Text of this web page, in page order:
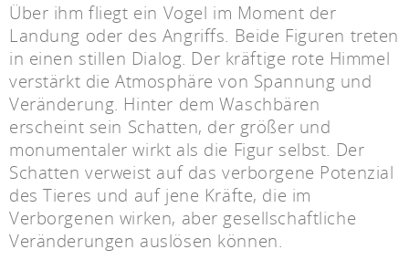
Über ihm fliegt ein Vogel im Moment der
Landung oder des Angriffs. Beide Figuren treten
in einen stillen Dialog. Der kräftige rote Himmel
verstärkt die Atmosphäre von Spannung und
Veränderung. Hinter dem Waschbären
erscheint sein Schatten, der größer und
monumentaler wirkt als die Figur selbst. Der
Schatten verweist auf das verborgene Potenzial
des Tieres und auf jene Kräfte, die im
Verborgenen wirken, aber gesellschaftliche
Veränderungen auslösen können.